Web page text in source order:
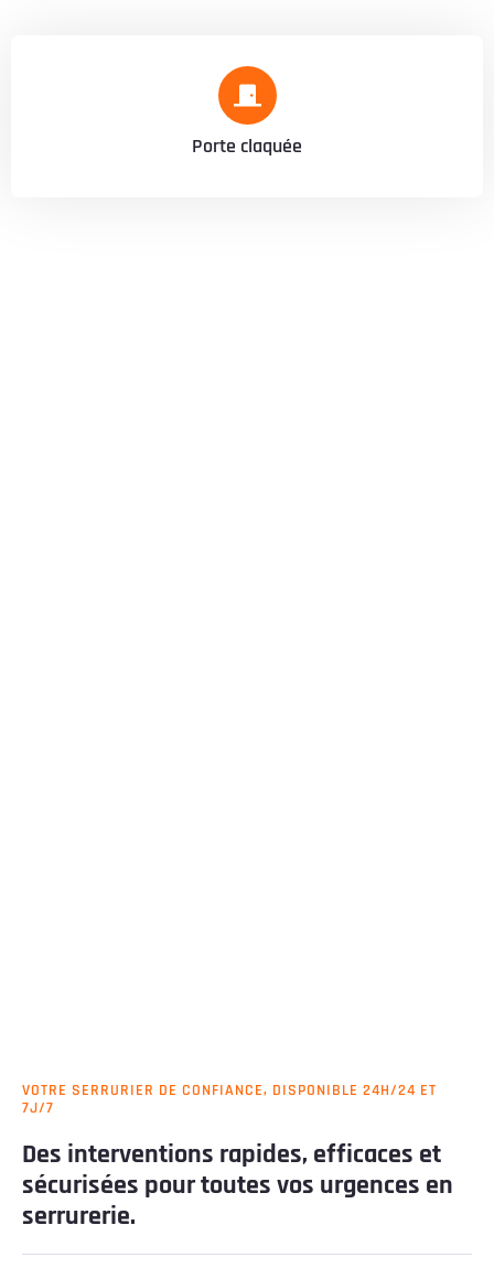
Porte claquée
VOTRE SERRURIER DE CONFIANCE, DISPONIBLE 24H/24 ET
7J/7
Des interventions rapides, efficaces et
sécurisées pour toutes vos urgences en
serrurerie.